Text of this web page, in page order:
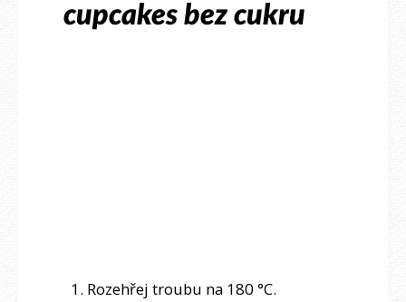
cupcakes bez cukru
Rozehřej troubu na 180 °C.